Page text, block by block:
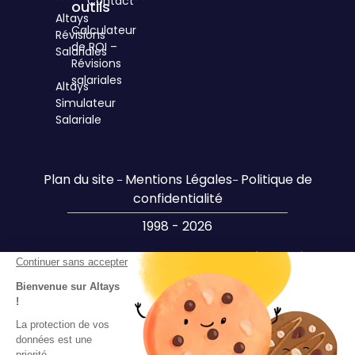
Continuer sans accepter
Bienvenue sur Altays
!
La protection de vos
données est une
Altays
Révisions
Salariales
Altays
Simulateur
Salariale
outils
Calculateur
de ROI –
Révisions
salariales
Plan du site– Mentions Légales– Politique de
confidentialité
1998 - 2026
Design par Altays –Le SIRH 100% français